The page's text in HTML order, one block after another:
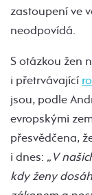
zastoupení ve
neodpovídá.
S otázkou žen
i přetrvávající
jsou, podle
evropskými
přesvědčena,
i dnes: „V
kdy ženy